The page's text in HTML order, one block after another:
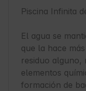
Piscina Infinita
El agua se
que la hace
residuo alguno,
elementos
formación de